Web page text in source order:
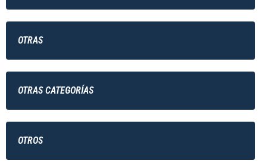
OTRAS
OTRAS CATEGORÍAS
OTROS